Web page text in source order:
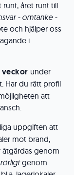
året runt till
- omtanke -
och hjälper oss
i
veckor under
Har du rätt profil
att
uppgiften att
mot brand,
genom
rörligtgenom